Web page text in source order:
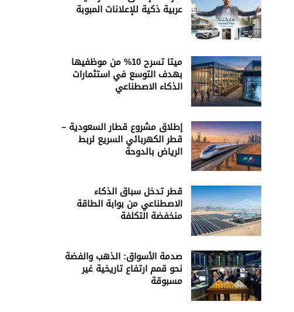
عربية ذكية للإعلانات المبوبة
ميتا تسرح 10% من موظفيها
بهدف التوسع في استثمارات
الذكاء الاصطناعي
إطلاق مشروع قطار السعودية –
قطر الكهربائي السريع لربط
الرياض بالدوحة
قطر تدخل سباق الذكاء
الاصطناعي من بوابة الطاقة
منخفضة التكلفة
صدمة الأسواق: الذهب والفضة
نحو قمم ارتفاع تاريخية غير
مسبوقة